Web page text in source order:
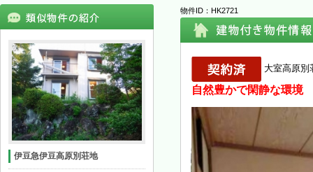
伊豆急伊豆高原別荘地
物件ID：HK2721
大室高原別
自然豊かで閑静な環境